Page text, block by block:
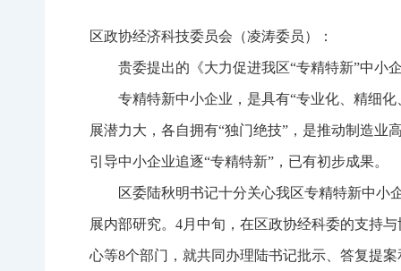
区政协经济科技委员会（凌涛委员）：
贵委提出的《大力促进我区“专精特新”中小
专精特新中小企业，是具有“专业化、精细
展潜力大，各自拥有“独门绝技”，是推动制造
引导中小企业追逐“专精特新”，已有初步成果。
区委陆秋明书记十分关心我区专精特新中小
展内部研究。4月中旬，在区政协经科委的支持
心等8个部门，就共同办理陆书记批示、答复提